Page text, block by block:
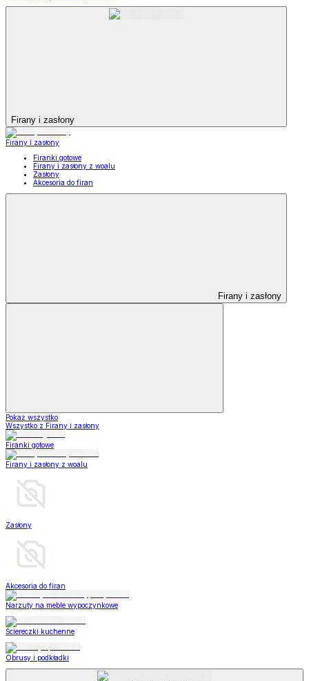
Firany i zasłony
Firany i zasłony
Firanki gotowe
Firany i zasłony z woalu
Zasłony
Akcesoria do firan
Firany i zasłony
Pokaż wszystko
Wszystko z Firany i zasłony
Firanki gotowe
Firany i zasłony z woalu
Zasłony
Akcesoria do firan
Narzuty na meble wypoczynkowe
Ściereczki kuchenne
Obrusy i podkładki